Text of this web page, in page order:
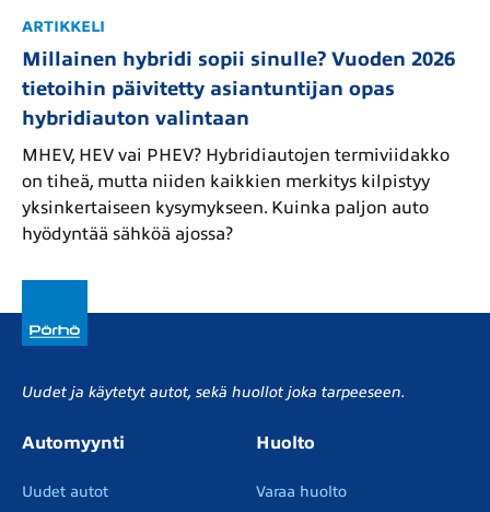
ARTIKKELI
Millainen hybridi sopii sinulle? Vuoden 2026
tietoihin päivitetty asiantuntijan opas
hybridiauton valintaan
MHEV, HEV vai PHEV? Hybridiautojen termiviidakko
on tiheä, mutta niiden kaikkien merkitys kilpistyy
yksinkertaiseen kysymykseen. Kuinka paljon auto
hyödyntää sähköä ajossa?
Uudet ja käytetyt autot, sekä huollot joka tarpeeseen.
Automyynti
Uudet autot
Huolto
Varaa huolto